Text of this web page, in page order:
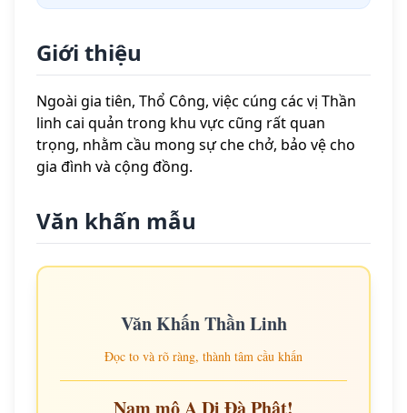
Giới thiệu
Ngoài gia tiên, Thổ Công, việc cúng các vị Thần
linh cai quản trong khu vực cũng rất quan
trọng, nhằm cầu mong sự che chở, bảo vệ cho
gia đình và cộng đồng.
Văn khấn mẫu
Văn Khấn Thần Linh
Đọc to và rõ ràng, thành tâm cầu khấn